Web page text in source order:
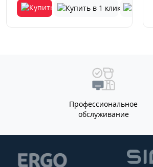
Профессиональное
обслуживание